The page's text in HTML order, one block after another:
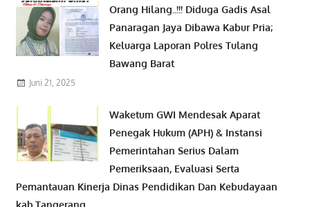
Orang Hilang..!!! Diduga Gadis Asal
Panaragan Jaya Dibawa Kabur Pria;
Keluarga Laporan Polres Tulang
Bawang Barat
Juni 21, 2025
Waketum GWI Mendesak Aparat
Penegak Hukum (APH) & Instansi
Pemerintahan Serius Dalam
Pemeriksaan, Evaluasi Serta
Pemantauan Kinerja Dinas Pendidikan Dan Kebudayaan
kab.Tangerang